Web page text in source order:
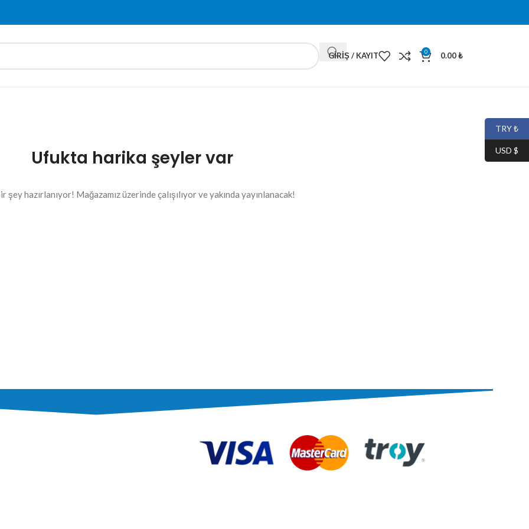
GIRIŞ / KAYIT 0 0.00₺
Ufukta harika şeyler var
şey hazırlanıyor! Mağazamız üzerinde çalışılıyor ve yakında yayınlanacak!
TRY ₺
USD $